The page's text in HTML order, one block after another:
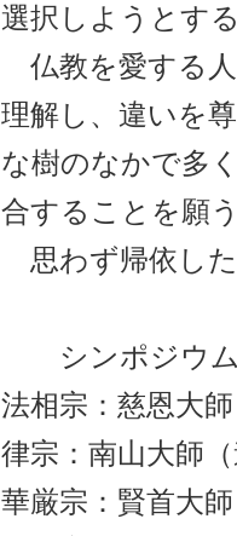
選択しようとす
仏教を愛する
理解し、違いを
な樹のなかで多
合することを願
思わず帰依し
シンポジウム
法相宗：慈恩大
律宗：南山大師
華厳宗：賢首大